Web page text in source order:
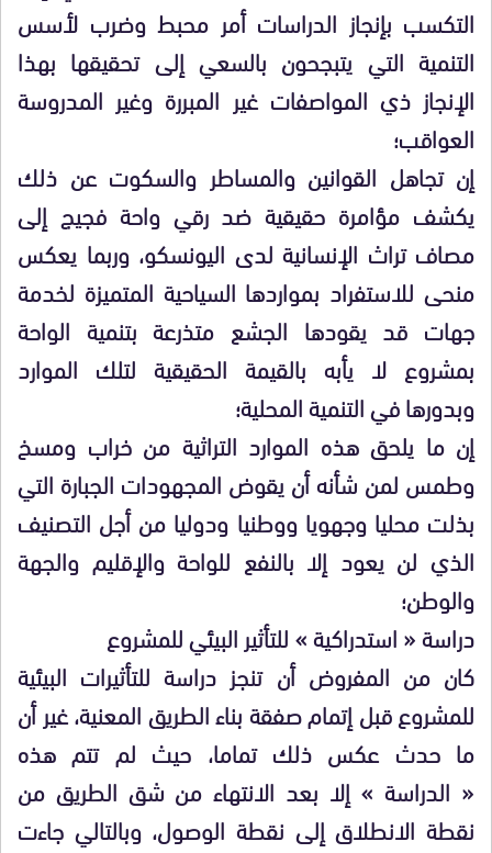
التكسب بإنجاز الدراسات أمر محبط وضرب لأسس
التنمية التي يتبجحون بالسعي إلى تحقيقها بهذا
الإنجاز ذي المواصفات غير المبررة وغير المدروسة
العواقب؛
إن تجاهل القوانين والمساطر والسكوت عن ذلك
يكشف مؤامرة حقيقية ضد رقي واحة فجيج إلى
مصاف تراث الإنسانية لدى اليونسكو، وربما يعكس
منحى للاستفراد بمواردها السياحية المتميزة لخدمة
جهات قد يقودها الجشع متذرعة بتنمية الواحة
بمشروع لا يأبه بالقيمة الحقيقية لتلك الموارد
وبدورها في التنمية المحلية؛
إن ما يلحق هذه الموارد التراثية من خراب ومسخ
وطمس لمن شأنه أن يقوض المجهودات الجبارة التي
بذلت محليا وجهويا ووطنيا ودوليا من أجل التصنيف
الذي لن يعود إلا بالنفع للواحة والإقليم والجهة
والوطن؛
دراسة « استدراكية » للتأثير البيئي للمشروع
كان من المفروض أن تنجز دراسة للتأثيرات البيئية
للمشروع قبل إتمام صفقة بناء الطريق المعنية، غير أن
ما حدث عكس ذلك تماما، حيث لم تتم هذه
« الدراسة » إلا بعد الانتهاء من شق الطريق من
نقطة الانطلاق إلى نقطة الوصول، وبالتالي جاءت